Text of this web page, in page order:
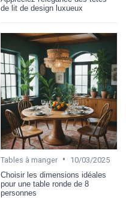
de lit de design luxueux
Tables à manger •
10/03/2025
Choisir les dimensions idéales
pour une table ronde de 8
personnes